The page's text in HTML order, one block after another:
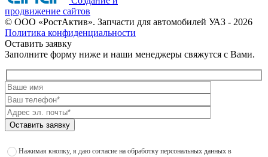
продвижение сайтов
© ООО «РостАктив». Запчасти для автомобилей УАЗ - 2026
Политика конфиденциальности
Оставить заявку
Заполните форму ниже и наши менеджеры свяжутся с Вами.
Оставить заявку
Нажимая кнопку, я даю согласие на обработку персональных данных в